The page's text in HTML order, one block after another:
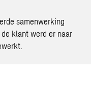
samenwerking
klant werd er naar